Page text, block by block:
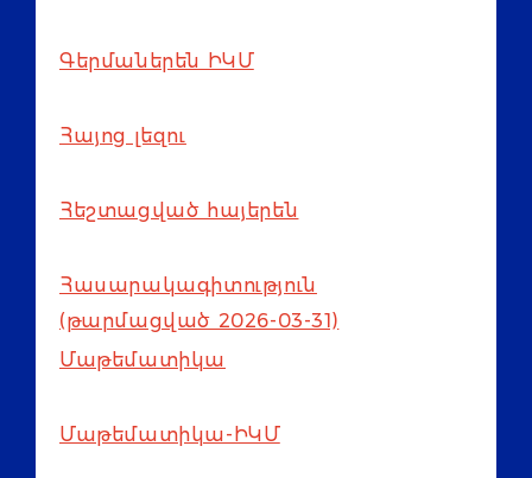
Գերմաներեն ԻԿՄ
Հայոց լեզու
Հեշտացված հայերեն
Հասարակագիտություն
(թարմացված 2026-03-31)
Մաթեմատիկա
Մաթեմատիկա-ԻԿՄ